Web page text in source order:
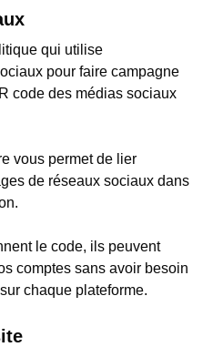
qui utilise
pour faire campagne
code des médias sociaux
vous permet de lier
de réseaux sociaux dans
le code, ils peuvent
comptes sans avoir besoin
chaque plateforme.